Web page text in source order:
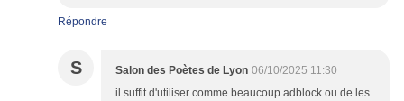
Répondre
S Salon des Poètes de Lyon 06/10/2025 11:30
il suffit d'utiliser comme beaucoup adblock ou de les